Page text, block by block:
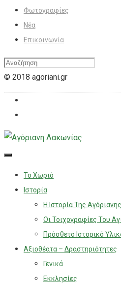
Φωτογραφίες
Νέα
Επικοινωνία
© 2018 agoriani.gr
Το Χωριό
Ιστορία
Η Ιστορία Της Αγόριανης
Οι Τοιχογραφίες Του
Πρόσθετο Ιστορικό
Αξιοθέατα – Δραστηριότητες
Γενικά
Εκκλησίες